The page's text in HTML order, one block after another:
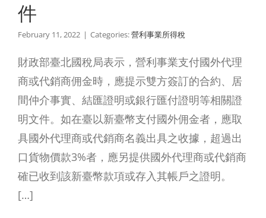
件
February 11, 2022 | Categories:營利事業所得稅
財政部臺北國稅局表示，營利事業支付國外代理
商或代銷商佣金時，應提示雙方簽訂的合約、居
間仲介事實、結匯證明或銀行匯付證明等相關證
明文件。如在臺以新臺幣支付國外佣金者，應取
具國外代理商或代銷商名義出具之收據，超過出
口貨物價款3%者，應另提供國外代理商或代銷商
確已收到該新臺幣款項或存入其帳戶之證明。
[…]